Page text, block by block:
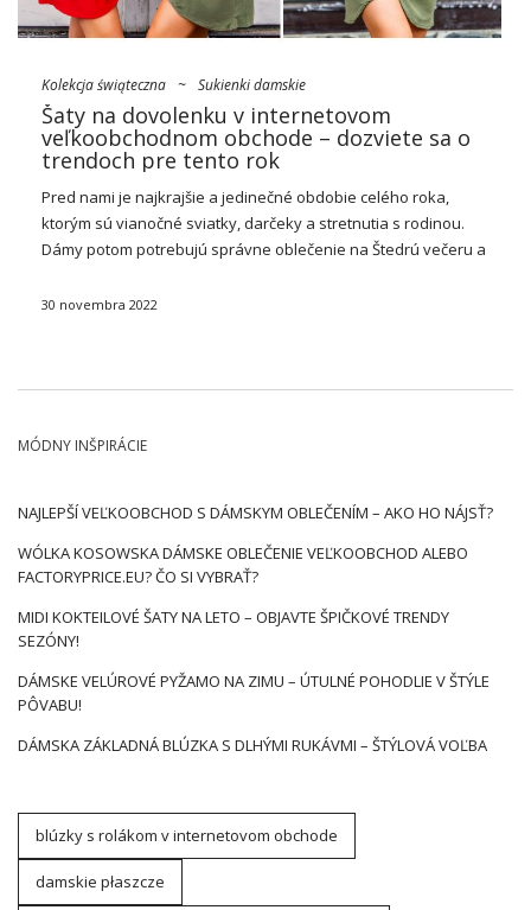
Kolekcja świąteczna ~ Sukienki damskie
Šaty na dovolenku v internetovom
veľkoobchodnom obchode – dozviete sa o
trendoch pre tento rok
Pred nami je najkrajšie a jedinečné obdobie celého roka,
ktorým sú vianočné sviatky, darčeky a stretnutia s rodinou.
Dámy potom potrebujú správne oblečenie na Štedrú večeru a
vo veľkoobchode online
30 novembra 2022
MÓDNY INŠPIRÁCIE
NAJLEPŠÍ VEĽKOOBCHOD S DÁMSKYM OBLEČENÍM – AKO HO NÁJSŤ?
WÓLKA KOSOWSKA DÁMSKE OBLEČENIE VEĽKOOBCHOD ALEBO
FACTORYPRICE.EU? ČO SI VYBRAŤ?
MIDI KOKTEILOVÉ ŠATY NA LETO – OBJAVTE ŠPIČKOVÉ TRENDY
SEZÓNY!
DÁMSKE VELÚROVÉ PYŽAMO NA ZIMU – ÚTULNÉ POHODLIE V ŠTÝLE
PÔVABU!
DÁMSKA ZÁKLADNÁ BLÚZKA S DLHÝMI RUKÁVMI – ŠTÝLOVÁ VOĽBA
blúzky s rolákom v internetovom obchode
damskie płaszcze